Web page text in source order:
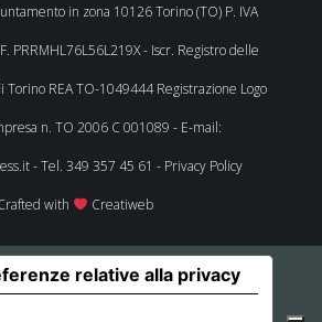
in zona 10126 Torino (TO) P. IVA
PRRMHL76L56L219X - Iscr. Registro delle
Torino REA TO-1049444 Registrazione Logo
n. TO 2006 C 001089 - E-mail:
- Tel. 349 357 45 61 - Privacy Policy
with Creatiweb
relative alla privacy